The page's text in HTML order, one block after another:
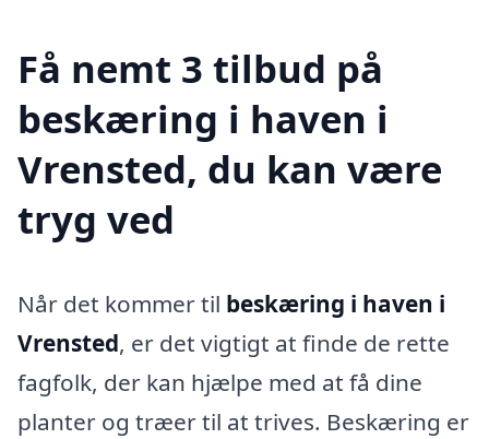
Få nemt 3 tilbud på
beskæring i haven i
Vrensted, du kan være
tryg ved
Når det kommer til beskæring i haven i
Vrensted, er det vigtigt at finde de rette
fagfolk, der kan hjælpe med at få dine
planter og træer til at trives. Beskæring er